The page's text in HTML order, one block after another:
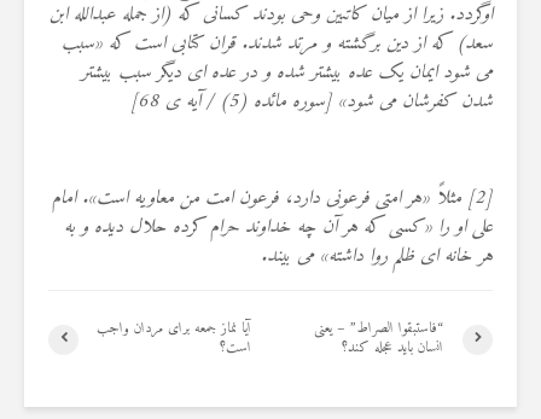
اوگردد. زیرا از میان کاتبین وحی بودند کسانی که (از جمله عبدالله ابن
سعد) که از دین برگشته و مرتد شدند. قران کتابی است که «سبب
می شود ایمان یک عده بیشتر شده و در عده ای دیگر سبب بیشتر
شدن کفرشان می شود» [سوره مائده (5) / آیه ی 68]
[2] مثلاً «هر امتی فرعونی دارد، فرعون امت من معاویه است». امام
علی او را «کسی که هر آن چه خداوند حرام کرده حلال دیده و به
هر خانه ای ظلم روا داشته» می بیند.
آیا نماز جمعه برای مردان واجب
است؟
“فاستبقوا الصراط” – یعنی
انسان باید عجله کند؟